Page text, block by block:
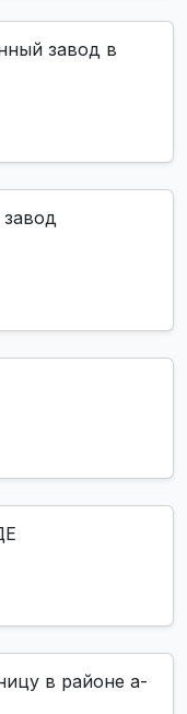
завод в
в районе а-